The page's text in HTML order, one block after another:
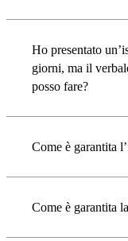
Ho presentato
giorni, ma il
posso fare?
Come è garantita
Come è garantita